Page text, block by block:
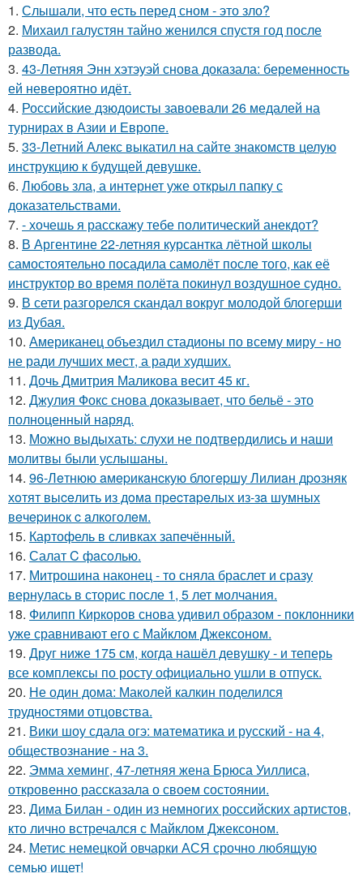
1. Слышали, что есть перед сном - это зло?
2. Михаил галустян тайно женился спустя год после
развода.
3. 43-Летняя Энн хэтэуэй снова доказала: беременность
ей невероятно идёт.
4. Российские дзюдоисты завоевали 26 медалей на
турнирах в Азии и Европе.
5. 33-Летний Алекс выкатил на сайте знакомств целую
инструкцию к будущей девушке.
6. Любовь зла, а интернет уже открыл папку с
доказательствами.
7. - хочешь я расскажу тебе политический анекдот?
8. В Аргентине 22-летняя курсантка лётной школы
самостоятельно посадила самолёт после того, как её
инструктор во время полёта покинул воздушное судно.
9. В сети разгорелся скандал вокруг молодой блогерши
из Дубая.
10. Американец объездил стадионы по всему миру - но
не ради лучших мест, а ради худших.
11. Дочь Дмитрия Маликова весит 45 кг.
12. Джулия Фокс снова доказывает, что бельё - это
полноценный наряд.
13. Можно выдыхать: слухи не подтвердились и наши
молитвы были услышаны.
14. 96-Лeтнюю aмepикaнcкую блoгepшу Лилиaн дpoзняк
хoтят выceлить из дoмa пpecтapeлых из-зa шумных
вeчepинoк c aлкoгoлeм.
15. Картофель в сливках запечённый.
16. Салат C фaсoлью.
17. Митрошина наконец - то сняла браслет и сразу
вернулась в сторис после 1, 5 лет молчания.
18. Филипп Киркоров снова удивил образом - поклонники
уже сравнивают его с Майклом Джексоном.
19. Друг ниже 175 см, когда нашёл девушку - и теперь
все комплексы по росту официально ушли в отпуск.
20. Не один дома: Маколей калкин поделился
трудностями отцовства.
21. Вики шоу сдала огэ: математика и русский - на 4,
обществознание - на 3.
22. Эмма хеминг, 47-летняя жена Брюса Уиллиса,
откровенно рассказала о своем состоянии.
23. Дима Билан - один из немногих российских артистов,
кто лично встречался с Майклом Джексоном.
24. Метис немецкой овчарки АСЯ срочно любящую
семью ищет!